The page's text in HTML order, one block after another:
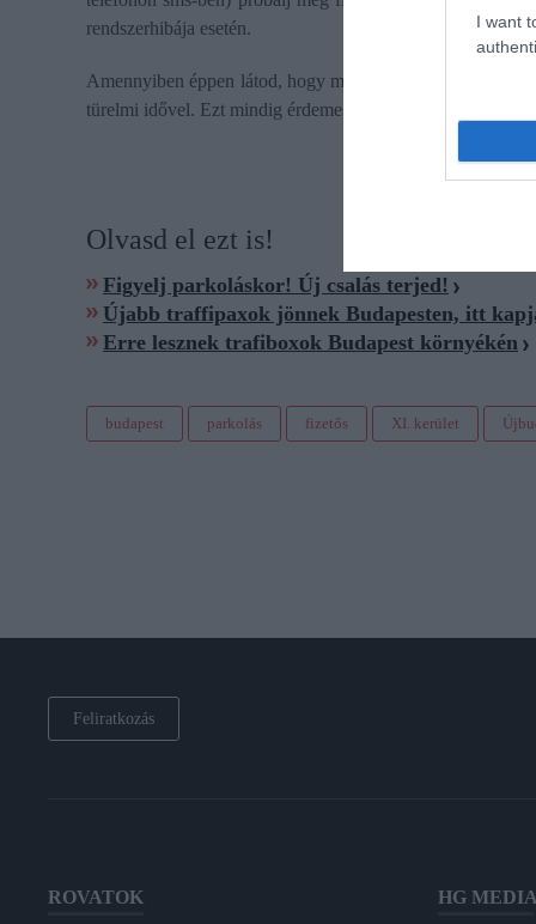
I want
rendszerhibája esetén.
Amennyiben éppen látod, hogy megbüntetnek, és azonnal
türelmi idővel. Ezt mindig érdemes megpróbálni - gyűjtötte
Olvasd el ezt is!
Figyelj parkoláskor! Új csalás terjed!
Újabb traffipaxok jönnek Budapesten, itt
Erre lesznek trafiboxok Budapest környékén
budapest parkolás fizetős XI. kerület
Feliratkozás
ROVATOK HG MEDIA